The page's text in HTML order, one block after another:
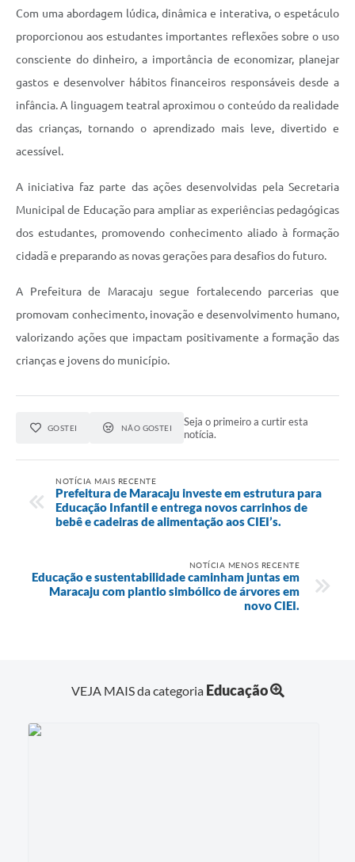
Com uma abordagem lúdica, dinâmica e interativa, o espetáculo
proporcionou aos estudantes importantes reflexões sobre o uso
consciente do dinheiro, a importância de economizar, planejar
gastos e desenvolver hábitos financeiros responsáveis desde a
infância. A linguagem teatral aproximou o conteúdo da realidade
das crianças, tornando o aprendizado mais leve, divertido e
acessível.
A iniciativa faz parte das ações desenvolvidas pela Secretaria
Municipal de Educação para ampliar as experiências pedagógicas
dos estudantes, promovendo conhecimento aliado à formação
cidadã e preparando as novas gerações para desafios do futuro.
A Prefeitura de Maracaju segue fortalecendo parcerias que
promovam conhecimento, inovação e desenvolvimento humano,
valorizando ações que impactam positivamente a formação das
crianças e jovens do município.
GOSTEI NÃO GOSTEI
Seja o primeiro a curtir esta
notícia.
NOTÍCIA MAIS RECENTE
Prefeitura de Maracaju investe em estrutura para
Educação Infantil e entrega novos carrinhos de
bebê e cadeiras de alimentação aos CIEI’s.
NOTÍCIA MENOS RECENTE
Educação e sustentabilidade caminham juntas em
Maracaju com plantio simbólico de árvores em
novo CIEI.
VEJA MAIS da categoria Educação